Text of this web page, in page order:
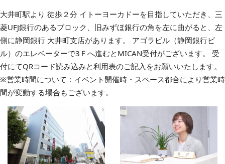
大井町駅より 徒歩２分 イトーヨーカドーを目指していただき、三
菱UFJ銀行のあるブロック、旧みずほ銀行の角を左に曲がると、左
側に静岡銀行 大井町支店があります。 アゴラビル（静岡銀行ビ
ル）のエレベーターで3Ｆへ進むとMICAN受付がございます。 受
付にてQRコード読み込みと利用表のご記入をお願いいたします。
※営業時間について：イベント開催時・スペース都合により営業時
間が変動する場合もございます。